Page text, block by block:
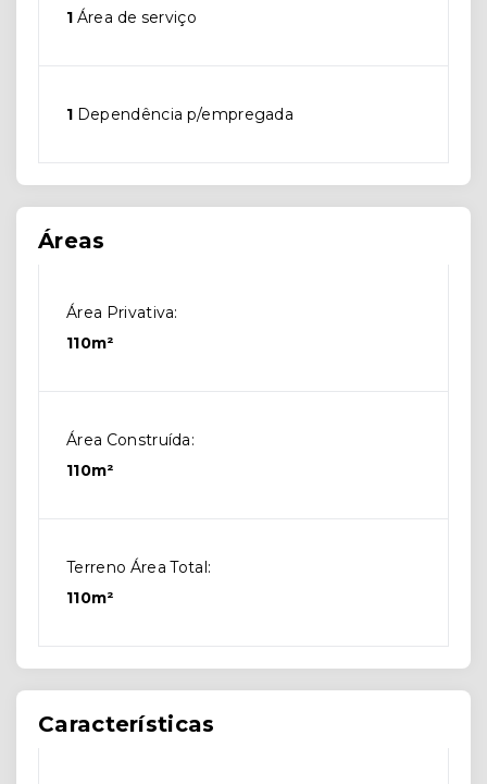
1 Área de serviço
1 Dependência p/empregada
Áreas
Área Privativa:
110m²
Área Construída:
110m²
Terreno Área Total:
110m²
Características